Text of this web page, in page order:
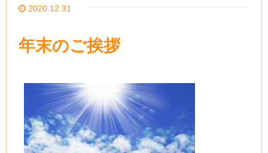
2020.12.31
年末のご挨拶